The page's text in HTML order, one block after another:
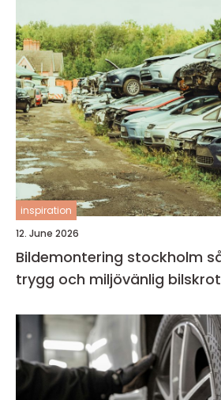
inspiration
12. June 2026
Bildemontering stockholm så fungerar en
trygg och miljövänlig bilskrot